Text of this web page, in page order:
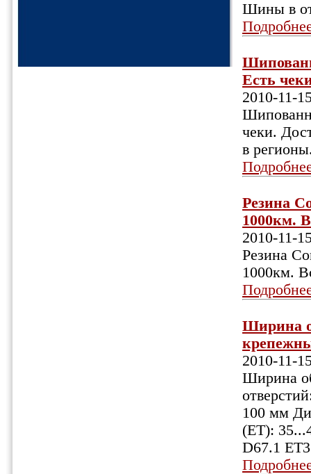
Шины в
Есть
2010-11-
чеки.
в
Резина
1000км.
2010-11-
Резина
1000км.
Ширина
2010-11-
Ширина
100 мм
(ET):
D67.1